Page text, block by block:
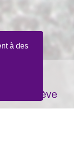
à des
de Genève